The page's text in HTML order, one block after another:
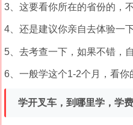
3、这要看你所在的省份的，
4、还是建议你亲自去体验一
5、去考查一下，如果不错，
6、一般学这个1-2个月，看你
学开叉车，到哪里学，学